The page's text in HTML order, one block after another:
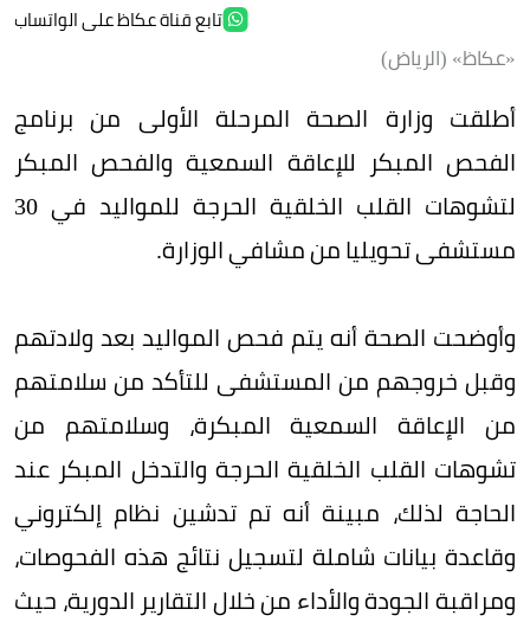
تابع قناة عكاظ على الواتساب
«عكاظ» (الرياض)
أطلقت وزارة الصحة المرحلة الأولى من برنامج
الفحص المبكر للإعاقة السمعية والفحص المبكر
لتشوهات القلب الخلقية الحرجة للمواليد في 30
مستشفى تحويليا من مشافي الوزارة.
وأوضحت الصحة أنه يتم فحص المواليد بعد ولادتهم
وقبل خروجهم من المستشفى للتأكد من سلامتهم
من الإعاقة السمعية المبكرة، وسلامتهم من
تشوهات القلب الخلقية الحرجة والتدخل المبكر عند
الحاجة لذلك، مبينة أنه تم تدشين نظام إلكتروني
وقاعدة بيانات شاملة لتسجيل نتائج هذه الفحوصات،
ومراقبة الجودة والأداء من خلال التقارير الدورية، حيث